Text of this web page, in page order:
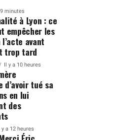
minutes
à Lyon : ce
empêcher les
avant
trop tard
Il y a 10 heures
d’avoir tué sa
en lui
des
y a 12 heures